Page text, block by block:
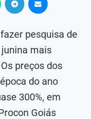
pesquisa de
mais
preços dos
do ano
300%, em
Goiás